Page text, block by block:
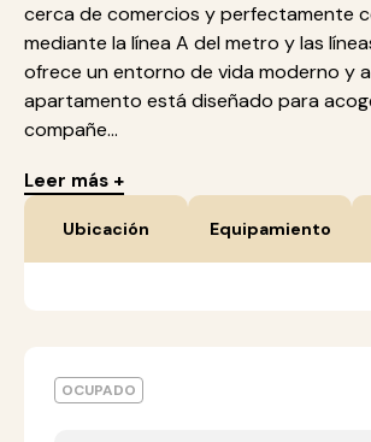
cerca de comercios y perfectamente
mediante la línea A del metro y las
ofrece un entorno de vida moderno y
apartamento está diseñado para
compañe...
Leer más +
Ubicación Equipamiento
OCUPADO